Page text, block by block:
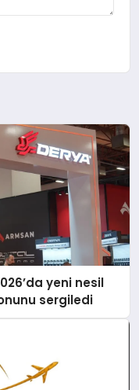
yeni nesil
sergiledi